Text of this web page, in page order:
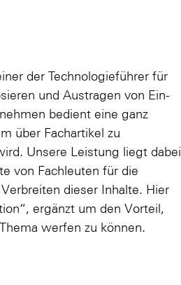
der Technologieführer für
und Austragen von Ein-
bedient eine ganz
über Fachartikel zu
Unsere Leistung liegt dabei
von Fachleuten für die
dieser Inhalte. Hier
ergänzt um den Vorteil,
werfen zu können.